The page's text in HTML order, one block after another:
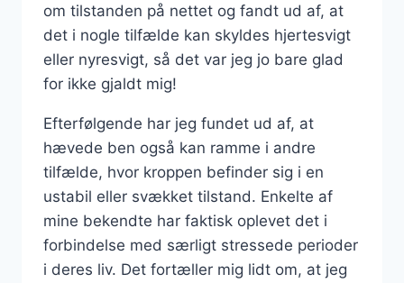
om tilstanden på nettet og fandt ud af, at
det i nogle tilfælde kan skyldes hjertesvigt
eller nyresvigt, så det var jeg jo bare glad
for ikke gjaldt mig!
Efterfølgende har jeg fundet ud af, at
hævede ben også kan ramme i andre
tilfælde, hvor kroppen befinder sig i en
ustabil eller svækket tilstand. Enkelte af
mine bekendte har faktisk oplevet det i
forbindelse med særligt stressede perioder
i deres liv. Det fortæller mig lidt om, at jeg